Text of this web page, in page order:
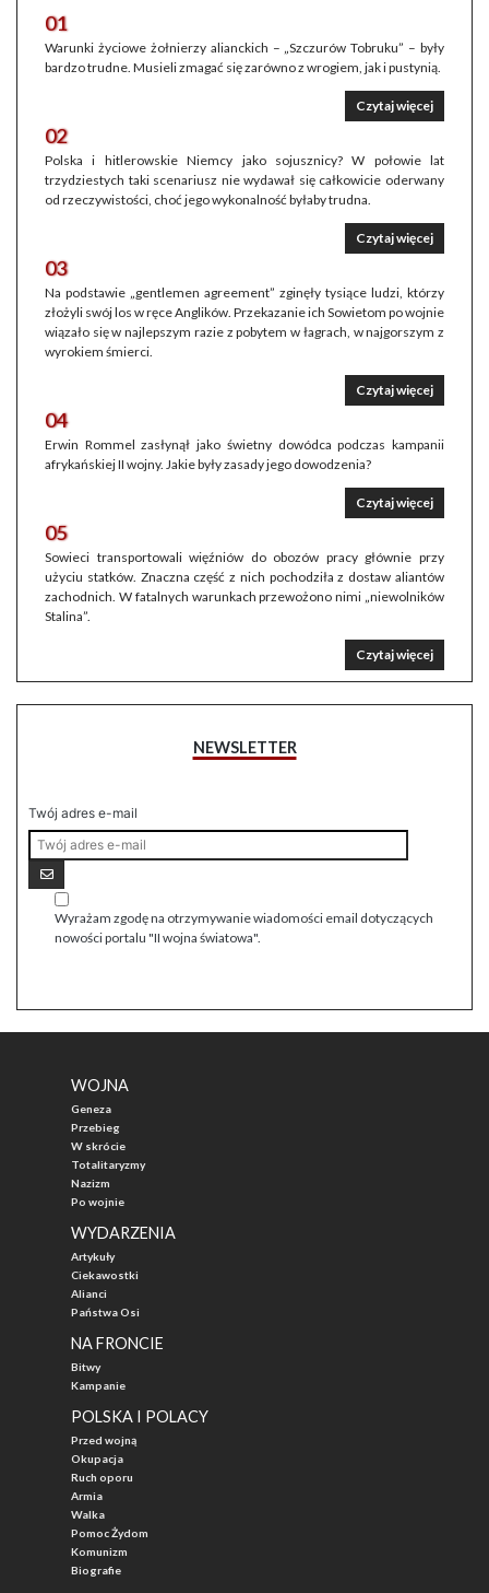
01
Warunki życiowe żołnierzy alianckich – „Szczurów Tobruku” – były
bardzo trudne. Musieli zmagać się zarówno z wrogiem, jak i pustynią.
Czytaj więcej
02
Polska i hitlerowskie Niemcy jako sojusznicy? W połowie lat
trzydziestych taki scenariusz nie wydawał się całkowicie oderwany
od rzeczywistości, choć jego wykonalność byłaby trudna.
Czytaj więcej
03
Na podstawie „gentlemen agreement” zginęły tysiące ludzi, którzy
złożyli swój los w ręce Anglików. Przekazanie ich Sowietom po wojnie
wiązało się w najlepszym razie z pobytem w łagrach, w najgorszym z
wyrokiem śmierci.
Czytaj więcej
04
Erwin Rommel zasłynął jako świetny dowódca podczas kampanii
afrykańskiej II wojny. Jakie były zasady jego dowodzenia?
Czytaj więcej
05
Sowieci transportowali więźniów do obozów pracy głównie przy
użyciu statków. Znaczna część z nich pochodziła z dostaw aliantów
zachodnich. W fatalnych warunkach przewożono nimi „niewolników
Stalina”.
Czytaj więcej
NEWSLETTER
Twój adres e-mail
Wyrażam zgodę na otrzymywanie wiadomości email dotyczących
nowości portalu "II wojna światowa".
WOJNA
Geneza
Przebieg
W skrócie
Totalitaryzmy
Nazizm
Po wojnie
WYDARZENIA
Artykuły
Ciekawostki
Alianci
Państwa Osi
NA FRONCIE
Bitwy
Kampanie
POLSKA I POLACY
Przed wojną
Okupacja
Ruch oporu
Armia
Walka
Pomoc Żydom
Komunizm
Biografie